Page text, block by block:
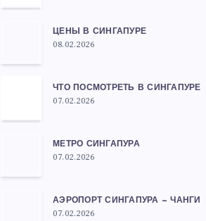
ЦЕНЫ В СИНГАПУРЕ
08.02.2026
ЧТО ПОСМОТРЕТЬ В СИНГАПУРЕ
07.02.2026
МЕТРО СИНГАПУРА
07.02.2026
АЭРОПОРТ СИНГАПУРА — ЧАНГИ
07.02.2026